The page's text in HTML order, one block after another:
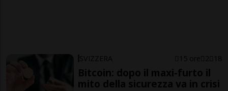
SVIZZERA 15 ore 2 18
Bitcoin: dopo il maxi-furto il
mito della sicurezza va in crisi